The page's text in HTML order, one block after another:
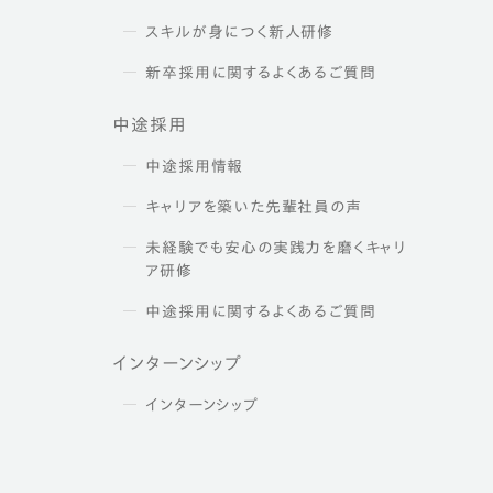
スキルが身につく新人研修
新卒採用に関するよくあるご質問
中途採用
中途採用情報
キャリアを築いた先輩社員の声
未経験でも安心の実践力を磨くキャリ
ア研修
中途採用に関するよくあるご質問
インターンシップ
インターンシップ